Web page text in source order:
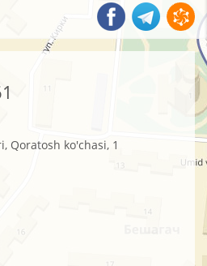
Qoratosh ko'chasi, 1